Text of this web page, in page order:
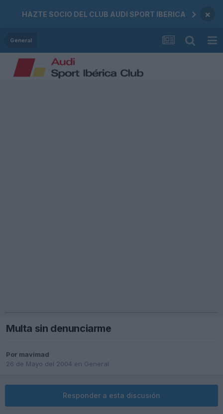
HAZTE SOCIO DEL CLUB AUDI SPORT IBERICA ×
General
Multa sin denunciarme
Por mavimad
26 de Mayo del 2004 en General
Responder a esta discusión